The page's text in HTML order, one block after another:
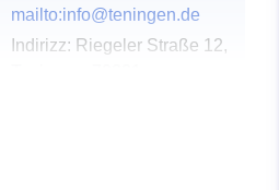
mailto:info@teningen.de
Indirizz: Riegeler Straße 12,